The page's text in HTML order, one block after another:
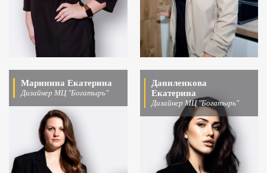
Маринина Екатерина
Дизайнер МЦ "Богатырь"
Даниленкова
Екатерина
Дизайнер МЦ "Богатырь"